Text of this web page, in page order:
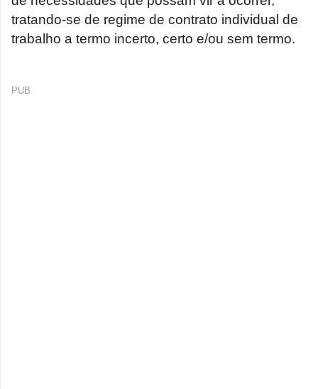
tratando-se de regime de contrato individual de
trabalho a termo incerto, certo e/ou sem termo.
PUB